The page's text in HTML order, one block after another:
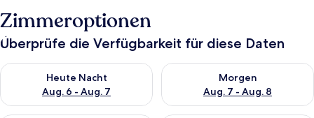
Zimmeroptionen
Überprüfe die Verfügbarkeit für diese Daten
Heute Nacht
Aug. 6 - Aug. 7
Überprüfe die Verfügbarkeit für heute Nacht, Aug. 6 - Aug. 7.
Morgen
Aug. 7 - Aug. 8
Überprüfe die Verfügbarkeit